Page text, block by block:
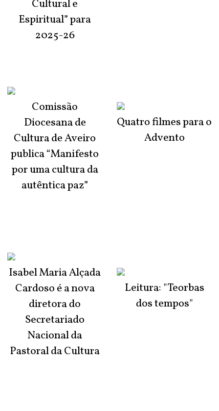
Cultural e
Espiritual” para
2025-26
Comissão
Diocesana de
Cultura de Aveiro
publica “Manifesto
por uma cultura da
autêntica paz”
Isabel Maria Alçada
Cardoso é a nova
diretora do
Secretariado
Nacional da
Pastoral da Cultura
Quatro filmes para o
Advento
Leitura: "Teorbas
dos tempos"